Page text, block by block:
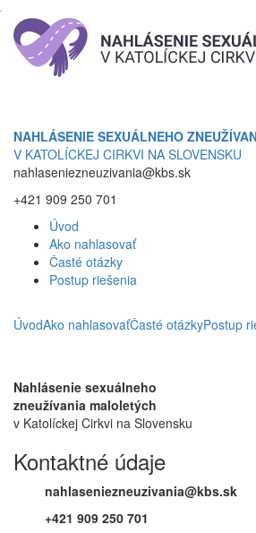
NAHLÁSENIE SEXUÁLNEHO
V KATOLÍCKEJ CIRKVI NA SLOVENSKU
nahlaseniezneuzivania@kbs.sk
+421 909 250 701
Úvod
Ako nahlasovať
Časté otázky
Postup riešenia
ÚvodAko nahlasovaťČasté otázkyPostup
Nahlásenie sexuálneho
zneužívania maloletých
v Katolíckej Cirkvi na Slovensku
Kontaktné údaje
nahlaseniezneuzivania@kbs.sk
+421 909 250 701